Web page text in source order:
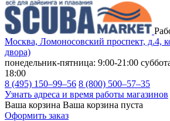
Москва, Ломоносовский проспект, д.4,
двора)
понедельник-пятница: 9:00-21:00
18:00
8 (495) 150–99–56 8 (800) 500–57–35
Узнать адреса и время работы магазинов
Ваша корзина Ваша корзина пуста
Оформить заказ